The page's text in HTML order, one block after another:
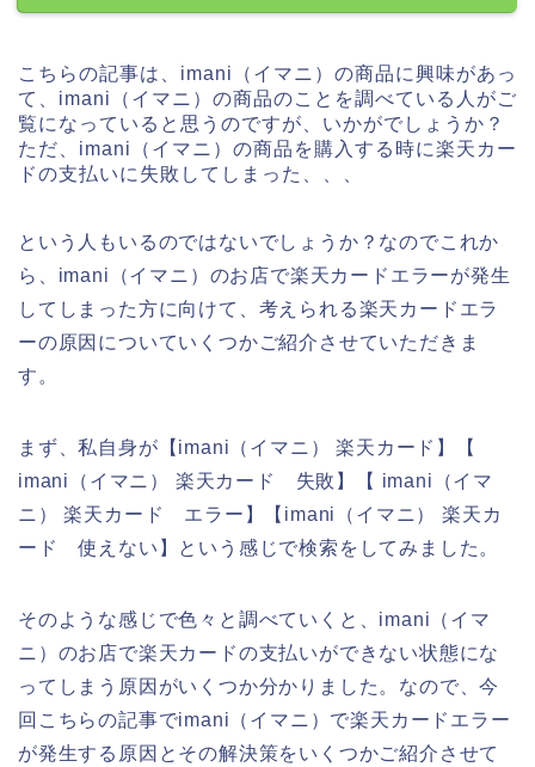
こちらの記事は、imani（イマニ）の商品に興味があっ
て、imani（イマニ）の商品のことを調べている人がご
覧になっていると思うのですが、いかがでしょうか？
ただ、imani（イマニ）の商品を購入する時に楽天カー
ドの支払いに失敗してしまった、、、
という人もいるのではないでしょうか？なのでこれか
ら、imani（イマニ）のお店で楽天カードエラーが発生
してしまった方に向けて、考えられる楽天カードエラ
ーの原因についていくつかご紹介させていただきま
す。
まず、私自身が【imani（イマニ） 楽天カード】【
imani（イマニ） 楽天カード 失敗】【 imani（イマ
ニ） 楽天カード エラー】【imani（イマニ） 楽天カ
ード 使えない】という感じで検索をしてみました。
そのような感じで色々と調べていくと、imani（イマ
ニ）のお店で楽天カードの支払いができない状態にな
ってしまう原因がいくつか分かりました。なので、今
回こちらの記事でimani（イマニ）で楽天カードエラー
が発生する原因とその解決策をいくつかご紹介させて